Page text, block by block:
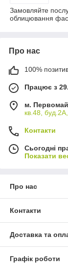
Замовляйте
облицювання
Про нас
100%
Працює з
м.
кв.48,
Контакти
Сьогодні
Показати
Про нас
Контакти
Доставка та
Графік роботи